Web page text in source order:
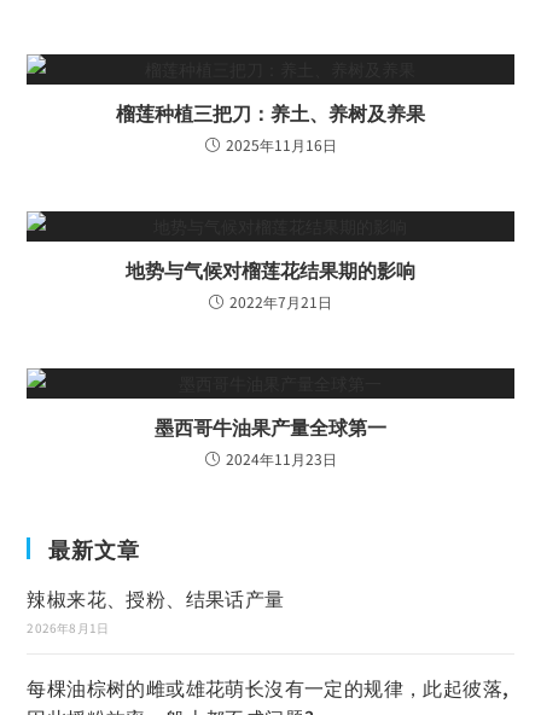
榴莲种植三把刀：养土、养树及养果
2025年11月16日
地势与气候对榴莲花结果期的影响
2022年7月21日
墨西哥牛油果产量全球第一
2024年11月23日
最新文章
辣椒来花、授粉、结果话产量
2026年8月1日
每棵油棕树的雌或雄花萌长沒有一定的规律，此起彼落,